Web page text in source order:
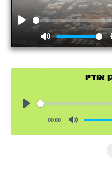
Play
Mute
אודיו
00:00